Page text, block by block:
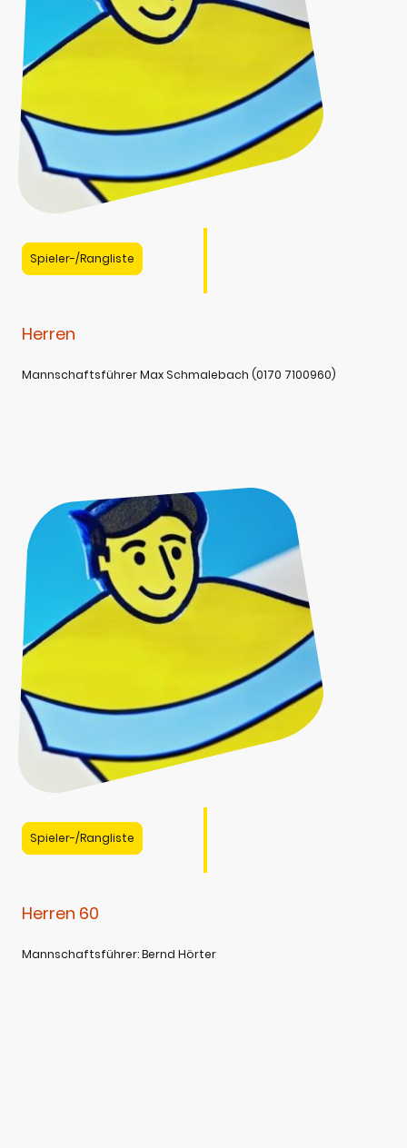
Spieler-/Rangliste
Herren
Mannschaftsführer Max Schmalebach (0170 7100960)
Spieler-/Rangliste
Herren 60
Mannschaftsführer: Bernd Hörter